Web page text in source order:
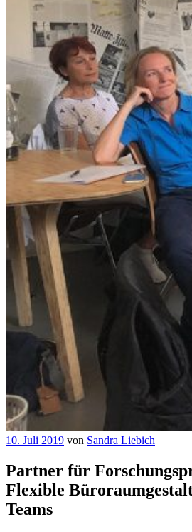
Veröffentlicht
10. Juli 2019 von Sandra Liebich
Partner für
Flexible
Teams